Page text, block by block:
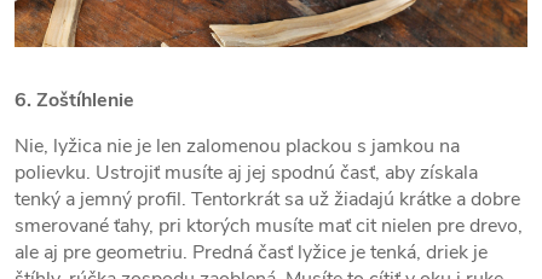
6. Zoštíhlenie
Nie, lyžica nie je len zalomenou plackou s jamkou na
polievku. Ustrojiť musíte aj jej spodnú časť, aby získala
tenký a jemný profil. Tentorkrát sa už žiadajú krátke a dobre
smerované ťahy, pri ktorých musíte mať cit nielen pre drevo,
ale aj pre geometriu. Predná časť lyžice je tenká, driek je